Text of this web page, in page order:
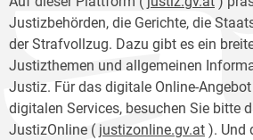
Justizbehörden, die Gerichte, die
der Strafvollzug. Dazu gibt es ein
Justizthemen und allgemeinen
Justiz. Für das digitale Online-
digitalen Services, besuchen Sie bitte
JustizOnline ( justizonline.gv.at ). Und